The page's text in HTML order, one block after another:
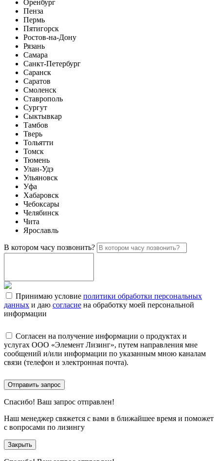
Оренбург
Пенза
Пермь
Пятигорск
Ростов-на-Дону
Рязань
Самара
Санкт-Петербург
Саранск
Саратов
Смоленск
Ставрополь
Сургут
Сыктывкар
Тамбов
Тверь
Тольятти
Томск
Тюмень
Улан-Удэ
Ульяновск
Уфа
Хабаровск
Чебоксары
Челябинск
Чита
Ярославль
В котором часу позвонить?
Принимаю условие политики обработки персональных
данных и даю согласие на обработку моей персональной
информации
Согласен на получение информации о продуктах и
услугах ООО «Элемент Лизинг», путем направления мне
сообщений и/или информации по указанным мною каналам
связи (телефон и электронная почта).
Отправить запрос
Спасибо! Ваш запрос отправлен!
Наш менеджер свяжется с вами в ближайшее время и поможет
с вопросами по лизингу
Закрыть